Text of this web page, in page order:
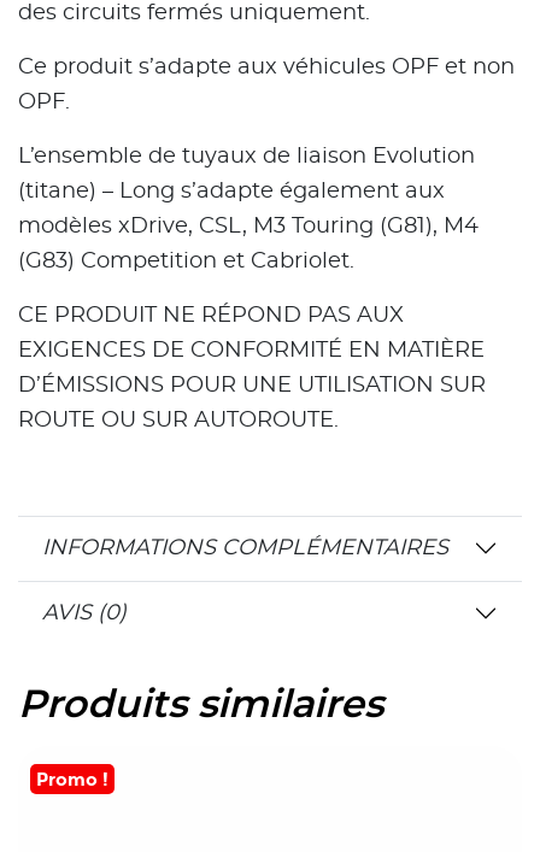
des circuits fermés uniquement.
Ce produit s’adapte aux véhicules OPF et non
OPF.
L’ensemble de tuyaux de liaison Evolution
(titane) – Long s’adapte également aux
modèles xDrive, CSL, M3 Touring (G81), M4
(G83) Competition et Cabriolet.
CE PRODUIT NE RÉPOND PAS AUX
EXIGENCES DE CONFORMITÉ EN MATIÈRE
D’ÉMISSIONS POUR UNE UTILISATION SUR
ROUTE OU SUR AUTOROUTE.
INFORMATIONS COMPLÉMENTAIRES
AVIS (0)
Produits similaires
Promo !